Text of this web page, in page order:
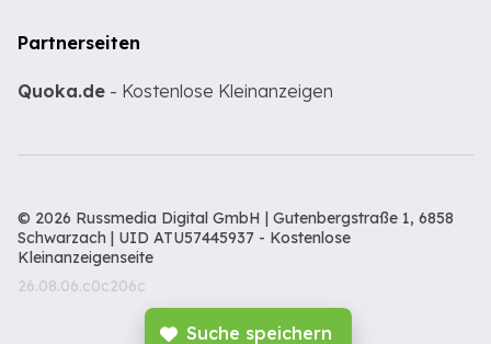
Suche speichern
Partnerseiten
Quoka.de - Kostenlose Kleinanzeigen
© 2026 Russmedia Digital GmbH | Gutenbergstraße 1, 6858
Schwarzach | UID ATU57445937 - Kostenlose
Kleinanzeigenseite
26.08.06.c0c206c